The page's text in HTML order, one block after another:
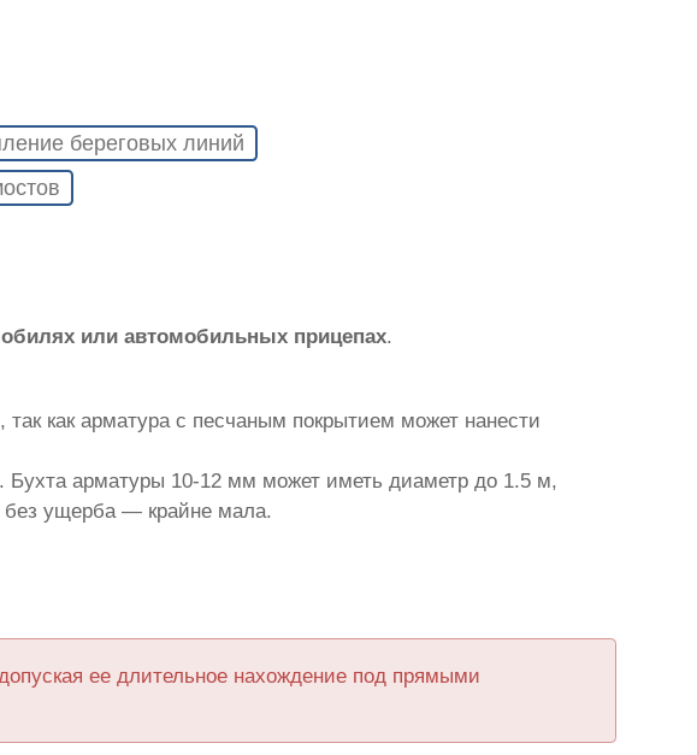
береговых линий
или автомобильных прицепах.
как арматура с песчаным покрытием может нанести
арматуры 10-12 мм может иметь диаметр до 1.5 м,
без ущерба — крайне мала.
ее длительное нахождение под прямыми